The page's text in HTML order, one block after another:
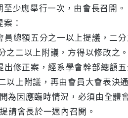
少應舉行一次，由會長召開。
：
額五分之一以上提議，二分
以上附議，方得以修改之。
正案，經系學會幹部總額五
議，再由會員大會表決通
為因應臨時情況，必須由全體
會長於一週內召開。